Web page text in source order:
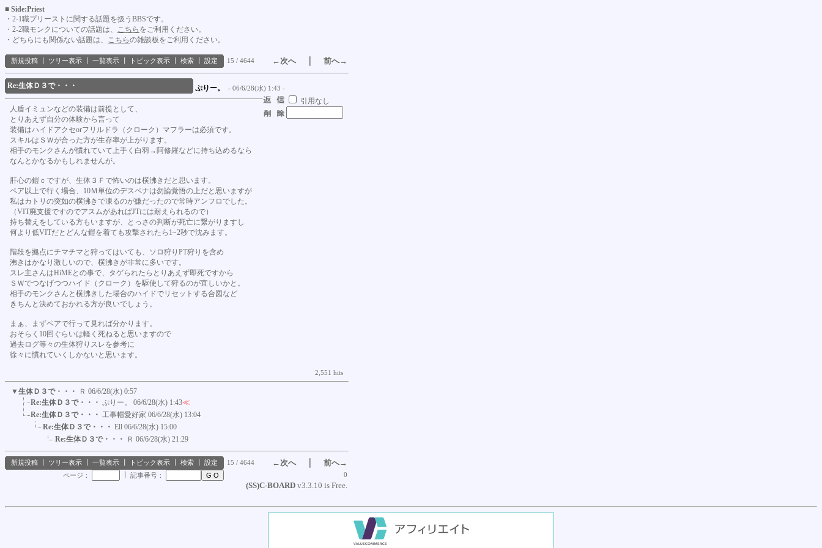
■ Side:Priest
・2-1職プリーストに関する話題を扱うBBSです。
・2-2職モンクについての話題は、 こちら をご利用ください。
・どちらにも関係ない話題は、 こちらの雑談板をご利用ください。
新規投稿 ツリー表示 一覧表示 トピック表示 検索 設定 15 / 4644 ←次へ｜ 前へ→
Re:生体Ｄ３で・・・ ぷりー。 - 06/6/28(水) 1:43 -
引用なし
人盾イミュンなどの装備は前提として、
とりあえず自分の体験から言って
装備はハイドアクセorフリルドラ（クローク）マフラーは必須です。
スキルはＳＷが合った方が生存率が上がります。
相手のモンクさんが慣れていて上手く白羽→阿修羅などに持ち込めるなら
なんとかなるかもしれませんが。
肝心の鎧ｃですが、生体３Ｆで怖いのは横沸きだと思います。
ペア以上で行く場合、10Ｍ単位のデスペナは勿論覚悟の上だと思いますが
私はカトリの突如の横沸きで凍るのが嫌だったので常時アンフロでした。
（VIT廃支援ですのでアスムがあればJTには耐えられるので）
持ち替えをしている方もいますが、とっさの判断が死亡に繋がりますし
何より低VITだとどんな鎧を着ても攻撃されたら1~2秒で沈みます。
階段を拠点にチマチマと狩ってはいても、ソロ狩りPT狩りを含め
沸きはかなり激しいので、横沸きが非常に多いです。
スレ主さんはHiMEとの事で、タゲられたらとりあえず即死ですから
ＳＷでつなげつつハイド（クローク）を駆使して狩るのが宜しいかと。
相手のモンクさんと横沸きした場合のハイドでリセットする合図など
きちんと決めておかれる方が良いでしょう。
まぁ、まずペアで行って見れば分かります。
おそらく10回ぐらいは軽く死ねると思いますので
過去ログ等々の生体狩りスレを参考に
徐々に慣れていくしかないと思います。
2,551 hits
▼生体Ｄ３で・・・ Ｒ 06/6/28(水) 0:57
Re:生体Ｄ３で・・・ ぷりー。 06/6/28(水) 1:43≪
Re:生体Ｄ３で・・・ 工事帽愛好家 06/6/28(水) 13:04
Re:生体Ｄ３で・・・ Ell 06/6/28(水) 15:00
Re:生体Ｄ３で・・・
Ｒ 06/6/28(水) 21:29
新規投稿 ツリー表示 一覧表示 トピック表示 検索 設定 15 / 4644 ←次へ｜ 前へ→
ページ： 記事番号： 0
(SS)C-BOARD v3.3.10 is Free.